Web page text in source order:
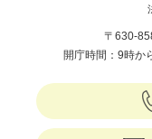
〒630-
開庁時間：9時か